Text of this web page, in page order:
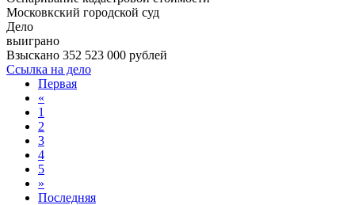
Московкский городской суд
Дело
выиграно
Взыскано 352 523 000 рублей
Ссылка на дело
Первая
«
1
2
3
4
5
»
Последняя